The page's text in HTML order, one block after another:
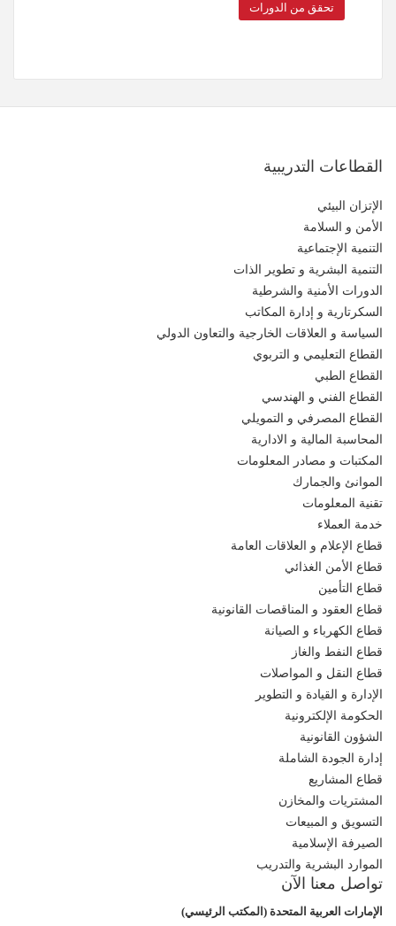
تحقق من الدورات
القطاعات التدريبية
الإتزان البيئي
الأمن و السلامة
التنمية الإجتماعية
التنمية البشرية و تطوير الذات
الدورات الأمنية والشرطية
السكرتارية و إدارة المكاتب
السياسة و العلاقات الخارجية والتعاون الدولي
القطاع التعليمي و التربوي
القطاع الطبي
القطاع الفني و الهندسي
القطاع المصرفي و التمويلي
المحاسبة المالية و الادارية
المكتبات و مصادر المعلومات
الموانئ والجمارك
تقنية المعلومات
خدمة العملاء
قطاع الإعلام و العلاقات العامة
قطاع الأمن الغذائي
قطاع التأمين
قطاع العقود و المناقصات القانونية
قطاع الكهرباء و الصيانة
قطاع النفط والغاز
قطاع النقل و المواصلات
الإدارة و القيادة و التطوير
الحكومة الإلكترونية
الشؤون القانونية
إدارة الجودة الشاملة
قطاع المشاريع
المشتريات والمخازن
التسويق و المبيعات
الصيرفة الإسلامية
الموارد البشرية والتدريب
تواصل معنا الآن
الإمارات العربية المتحدة (المكتب الرئيسي)